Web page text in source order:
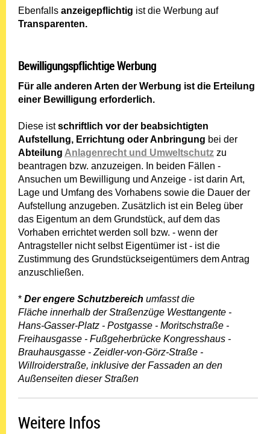
Ebenfalls anzeigepflichtig ist die Werbung auf
Transparenten.
Bewilligungspflichtige Werbung
Für alle anderen Arten der Werbung ist die Erteilung
einer Bewilligung erforderlich.
Diese istschriftlich vor der beabsichtigten
Aufstellung, Errichtung oder Anbringung bei der
Abteilung Anlagenrecht und Umweltschutz zu
beantragen bzw. anzuzeigen. In beiden Fällen -
Ansuchen um Bewilligung und Anzeige - ist darin Art,
Lage und Umfang des Vorhabens sowie die Dauer der
Aufstellung anzugeben. Zusätzlich ist ein Beleg über
das Eigentum an dem Grundstück, auf dem das
Vorhaben errichtet werden soll bzw. - wenn der
Antragsteller nicht selbst Eigentümer ist - ist die
Zustimmung des Grundstückseigentümers dem Antrag
anzuschließen.
* Der engere Schutzbereich umfasst die
Fläche innerhalb der Straßenzüge Westtangente -
Hans-Gasser-Platz - Postgasse - Moritschstraße -
Freihausgasse - Fußgeherbrücke Kongresshaus -
Brauhausgasse - Zeidler-von-Görz-Straße -
Willroiderstraße, inklusive der Fassaden an den
Außenseiten dieser Straßen
Weitere Infos